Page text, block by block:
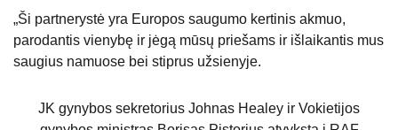
„Ši partnerystė yra Europos saugumo kertinis akmuo,
parodantis vienybę ir jėgą mūsų priešams ir išlaikantis mus
saugius namuose bei stiprus užsienyje.
JK gynybos sekretorius Johnas Healey ir Vokietijos